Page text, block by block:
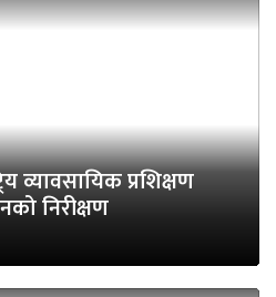
व्यावसायिक प्रशिक्षण
निरीक्षण